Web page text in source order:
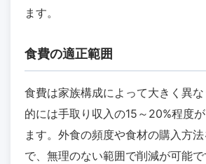
ます。
食費の適正範囲
食費は家族構成によって大きく異
的には手取り収入の15～20%程度
ます。外食の頻度や食材の購入方
で、無理のない範囲で削減が可能で